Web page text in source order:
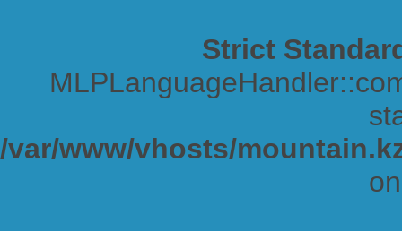
Strict
/var/www/vhosts/